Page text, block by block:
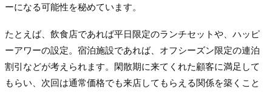
ーになる可能性を秘めています。
たとえば、飲食店であれば平日限定のランチセットや、ハッピ
ーアワーの設定。宿泊施設であれば、オフシーズン限定の連泊
割引などが考えられます。閑散期に来てくれた顧客に満足して
もらい、次回は通常価格でも来店してもらえる関係を築くこと